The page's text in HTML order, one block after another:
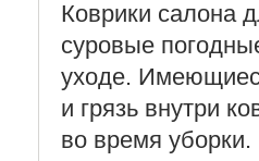
Коврики салона
суровые
уходе.
и грязь внутри
во время уборки.